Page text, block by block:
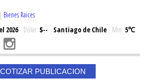
| Bienes Raices
2026Dólar: $-- Santiago de Chile Min: 5℃
COTIZAR PUBLICACION